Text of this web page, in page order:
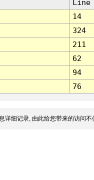
Line
14
324
211
62
94
76
详细记录, 由此给您带来的访问不